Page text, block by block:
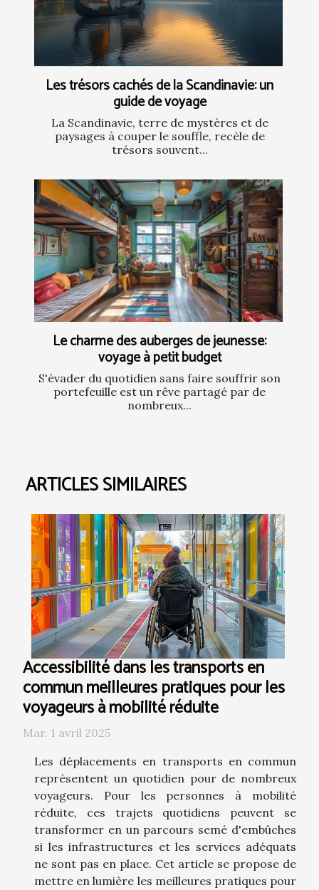
Les trésors cachés de la Scandinavie: un
guide de voyage
La Scandinavie, terre de mystères et de
paysages à couper le souffle, recèle de
trésors souvent...
Le charme des auberges de jeunesse:
voyage à petit budget
S'évader du quotidien sans faire souffrir son
portefeuille est un rêve partagé par de
nombreux...
ARTICLES SIMILAIRES
Accessibilité dans les transports en
commun meilleures pratiques pour les
voyageurs à mobilité réduite
Mar. 1 avril 2025
Les déplacements en transports en commun
représentent un quotidien pour de nombreux
voyageurs. Pour les personnes à mobilité
réduite, ces trajets quotidiens peuvent se
transformer en un parcours semé d'embûches
si les infrastructures et les services adéquats
ne sont pas en place. Cet article se propose de
mettre en lumière les meilleures pratiques pour